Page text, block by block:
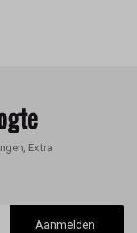
Extra
Aanmelden